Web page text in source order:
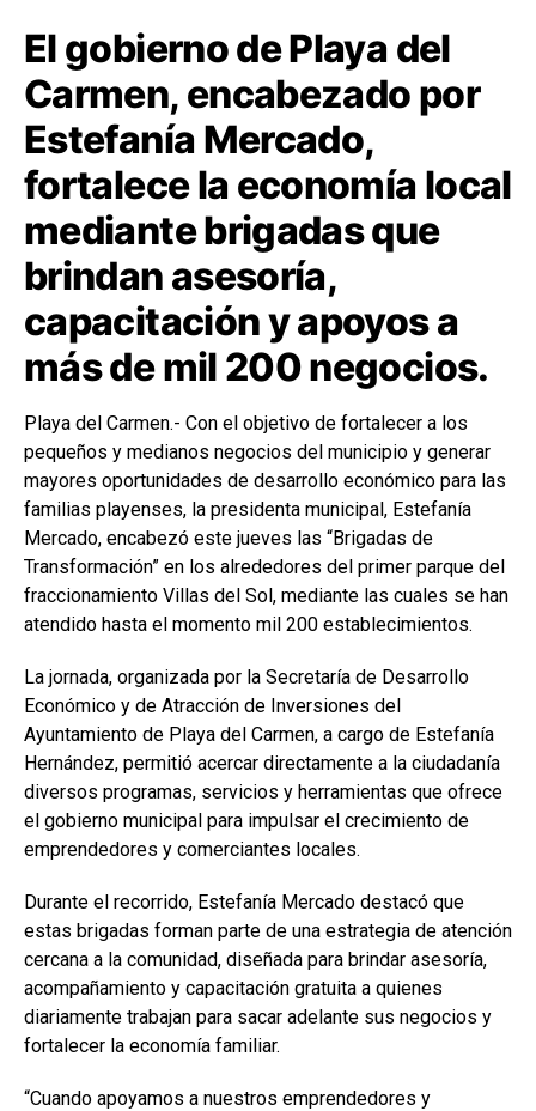
El gobierno de Playa del
Carmen, encabezado por
Estefanía Mercado,
fortalece la economía local
mediante brigadas que
brindan asesoría,
capacitación y apoyos a
más de mil 200 negocios.
Playa del Carmen.- Con el objetivo de fortalecer a los
pequeños y medianos negocios del municipio y generar
mayores oportunidades de desarrollo económico para las
familias playenses, la presidenta municipal, Estefanía
Mercado, encabezó este jueves las “Brigadas de
Transformación” en los alrededores del primer parque del
fraccionamiento Villas del Sol, mediante las cuales se han
atendido hasta el momento mil 200 establecimientos.
La jornada, organizada por la Secretaría de Desarrollo
Económico y de Atracción de Inversiones del
Ayuntamiento de Playa del Carmen, a cargo de Estefanía
Hernández, permitió acercar directamente a la ciudadanía
diversos programas, servicios y herramientas que ofrece
el gobierno municipal para impulsar el crecimiento de
emprendedores y comerciantes locales.
Durante el recorrido, Estefanía Mercado destacó que
estas brigadas forman parte de una estrategia de atención
cercana a la comunidad, diseñada para brindar asesoría,
acompañamiento y capacitación gratuita a quienes
diariamente trabajan para sacar adelante sus negocios y
fortalecer la economía familiar.
“Cuando apoyamos a nuestros emprendedores y